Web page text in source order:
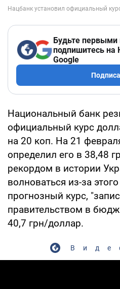
Будьте первыми
подпишитесь на
Google
Национальный банк
официальный курс
на 20 коп. На 21
определил его в 38,48
рекордом в истории
волноваться из-за
прогнозный курс,
правительством в
40,7 грн/доллар.